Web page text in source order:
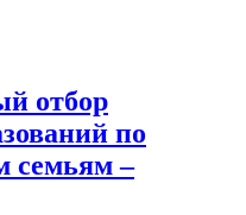
отбор
по
семьям –